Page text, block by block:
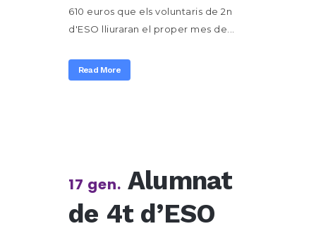
610 euros que els voluntaris de 2n
d'ESO lliuraran el proper mes de...
Read More
17 gen. Alumnat
de 4t d’ESO